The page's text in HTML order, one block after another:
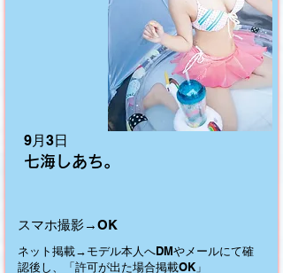
9月3日
七海しあち。
スマホ撮影→OK
ネット掲載→モデル本人へDMやメールにて確
認後し、「許可が出た場合掲載OK」